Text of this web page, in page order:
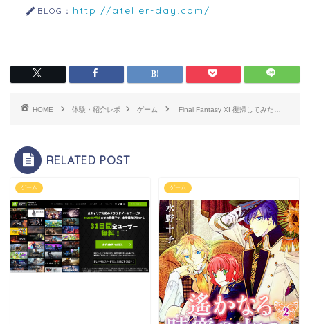
BLOG： http://atelier-day.com/
HOME 体験・紹介レポ ゲーム Final Fantasy XI 復帰してみた…
RELATED POST
ゲーム ゲーム